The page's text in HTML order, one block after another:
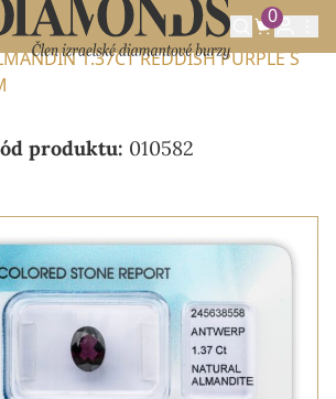
0
A POLODRAHOKAMY
1.37CT REDDISH PURPLE S
produktu: 010582